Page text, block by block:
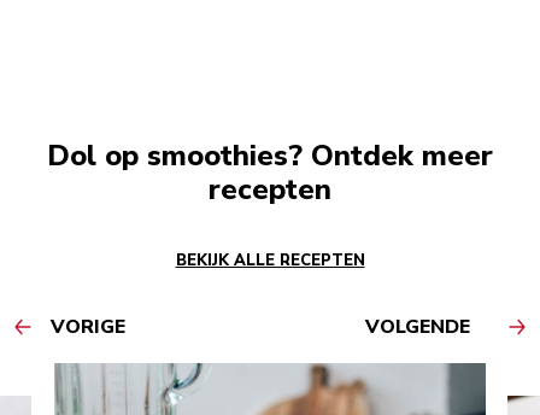
Dol op smoothies? Ontdek meer
recepten
BEKIJK ALLE RECEPTEN
VORIGE VOLGENDE